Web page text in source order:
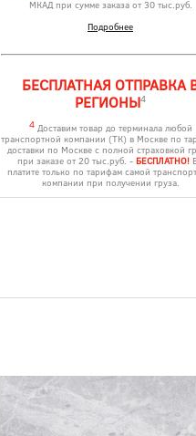
МКАД при сумме заказа от 30 тыс.руб.
Подробнее
БЕСПЛАТНАЯ ОТПРАВКА
РЕГИОНЫ4
4Доставим товар до терминала любой
транспортной компании (ТК) в Москве по
доставки по Москве с полной страховкой
при заказе от 20 тыс.руб. - БЕСПЛАТНО!
платите только по тарифам самой
компании при получении груза.